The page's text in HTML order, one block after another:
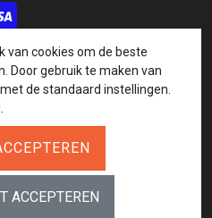
van cookies om de beste
Door gebruik te maken van
de standaard instellingen.